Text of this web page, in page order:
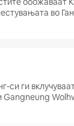
во
си ги
Gangneung